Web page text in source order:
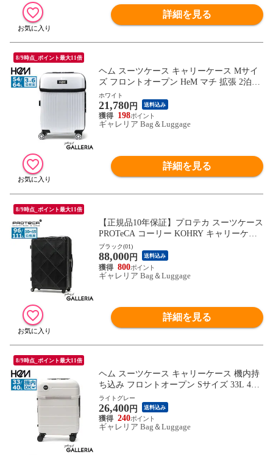
詳細を見る
8/9時点_ポイント最大11倍
ヘム スーツケース キャリーケース Mサイ
ズ フロントオープン HeM マチ 拡張 2泊3
日 3泊4日 可愛い おしゃれ 修学旅行 M 軽
量 リム 54L 64L 39-50700
ホワイト
21,780円 送料込み
198
ギャレリア Bag＆Luggage
詳細を見る
8/9時点_ポイント最大11倍
【正規品10年保証】プロテカ スーツケース
PROTeCA コーリー KOHRY キャリーケー
ス 96L～111L ファスナー 10泊～15泊 長期
滞在 大容量 LLサイズ 旅行 出張 抗菌 TSロ
ック 静音 日本製 02275
ブラック(01)
88,000円 送料込み
800
ギャレリア Bag＆Luggage
詳細を見る
8/9時点_ポイント最大11倍
ヘム スーツケース キャリーケース 機内持
ち込み フロントオープン Sサイズ 33L 40L
HeM マチ 拡張 1泊 2泊 TSロック トップオ
ープン エキスパンダブル ストッパー 軽い
レディース ユニセックス エリオス 39-5090
0
ライトグレー
26,400円 送料込み
240
ギャレリア Bag＆Luggage